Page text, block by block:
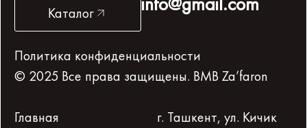
Каталог
Политика конфиденциальности
© 2025 Все права защищены. BMB Za’faron
Главная
г. Ташкент, ул. Кичик